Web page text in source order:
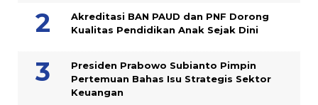
Akreditasi BAN PAUD dan PNF Dorong
Kualitas Pendidikan Anak Sejak Dini
Presiden Prabowo Subianto Pimpin
Pertemuan Bahas Isu Strategis Sektor
Keuangan